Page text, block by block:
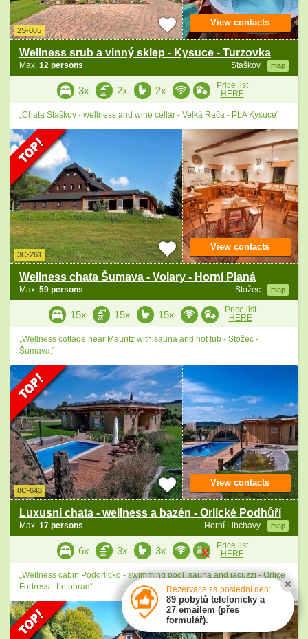
2S-085
Wellness srub a vinný sklep - Kysuce - Turzovka
Staškov map
Max. 12 persons
View contacts
3x 2x 2x
Price list
HERE
„Chata Staškov - wellness and wine cellar - Velká Rača - PLA Kysuce“
3C-261
Wellness chata Šumava - Volary - Horní Planá
Stožec map
Max. 59 persons
View contacts
15x 15x 15x
Price list
HERE
„Wellness cottage near Mauritz with sauna and hot tub - Stožec -
Šumava.“
8C-643
Luxusní chata - wellness a bazén - Orlické Podhůří
Horní Libchavy map
Max. 17 persons
View contacts
6x 3x 3x
Price list
HERE
„Wellness cabin Podorlicko - swimming pool, sauna and jacuzzi - Orlice
Fortress - Letohrad“
Rezervace za poslední den:
89 pobytů telefonicky a
27 emailem (přes
formulář).